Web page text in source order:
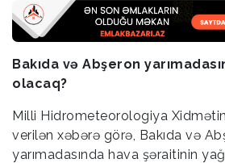
Bakıda və Abşeron
olacaq?
Milli Hidrometeorologiya
verilən xəbərə görə, Bakıda və
yarımadasında hava şəraitinin